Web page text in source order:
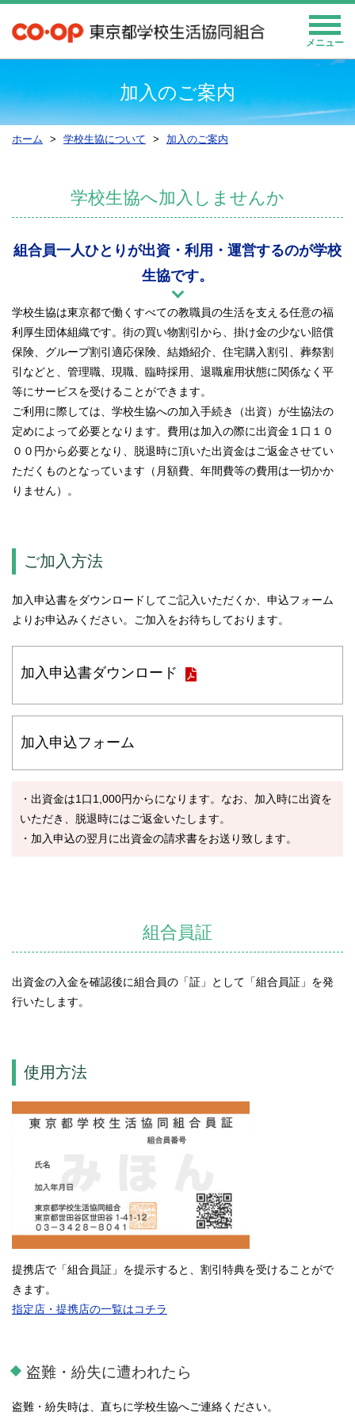
メニュー
加入のご案内
ホーム 学校生協について 加入のご案内
学校生協へ加入しませんか
組合員一人ひとりが出資・利用・運営するのが学校
生協です。
学校生協は東京都で働くすべての教職員の生活を支える任意の福
利厚生団体組織です。街の買い物割引から、掛け金の少ない賠償
保険、グループ割引適応保険、結婚紹介、住宅購入割引、葬祭割
引などと、管理職、現職、臨時採用、退職雇用状態に関係なく平
等にサービスを受けることができます。
ご利用に際しては、学校生協への加入手続き（出資）が生協法の
定めによって必要となります。費用は加入の際に出資金１口１０
００円から必要となり、脱退時に頂いた出資金はご返金させてい
ただくものとなっています（月額費、年間費等の費用は一切かか
りません）。
ご加入方法
加入申込書をダウンロードしてご記入いただくか、申込フォーム
よりお申込みください。ご加入をお待ちしております。
加入申込書ダウンロード
加入申込フォーム
・出資金は1口1,000円からになります。なお、加入時に出資を
いただき、脱退時にはご返金いたします。
・加入申込の翌月に出資金の請求書をお送り致します。
組合員証
出資金の入金を確認後に組合員の「証」として「組合員証」を発
行いたします。
使用方法
提携店で「組合員証」を提示すると、割引特典を受けることがで
きます。
指定店・提携店の一覧はコチラ
盗難・紛失に遭われたら
盗難・紛失時は、直ちに学校生協へご連絡ください。